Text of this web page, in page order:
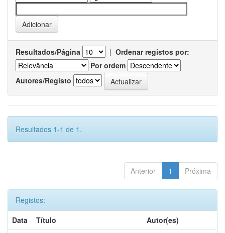
Resultados/Página | Ordenar registos por:
Por ordem
Autores/Registo
Resultados 1-1 de 1.
Anterior 1 Próxima
Registos:
Data
Título
Autor(es)